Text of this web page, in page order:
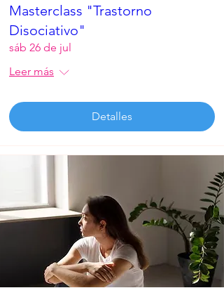
Masterclass "Trastorno
Disociativo"
sáb 26 de jul
Leer más
Detalles